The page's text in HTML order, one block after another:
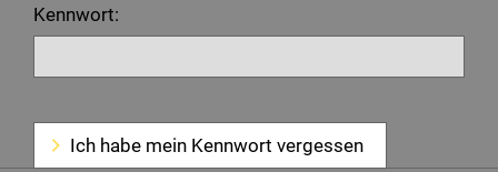
Kennwort:
Ich habe mein Kennwort vergessen